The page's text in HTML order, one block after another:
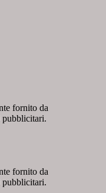
fornito da
pubblicitari.
fornito da
pubblicitari.